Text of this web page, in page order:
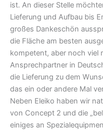
ist. An dieser Stelle
Lieferung und Aufbau bis
großes Dankeschön
die Fläche am besten
kompetent, aber noch viel
Ansprechpartner in
die Lieferung zu dem
das ein oder andere Mal
Neben Eleiko haben wir
von Concept 2 und die
einiges an